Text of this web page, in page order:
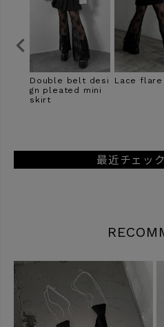
Double belt desi
gn pleated mini
skirt
Lace flare
最近チェッ